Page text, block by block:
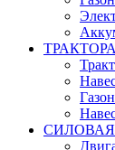
ТРАКТОРА